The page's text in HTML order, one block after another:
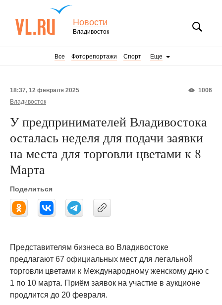
Новости
Владивосток
Все Фоторепортажи Спорт Еще
1006
18:37, 12 февраля 2025
Владивосток
У предпринимателей Владивостока
осталась неделя для подачи заявки
на места для торговли цветами к 8
Марта
Поделиться
Представителям бизнеса во Владивостоке
предлагают 67 официальных мест для легальной
торговли цветами к Международному женскому дню с
1 по 10 марта. Приём заявок на участие в аукционе
продлится до 20 февраля.